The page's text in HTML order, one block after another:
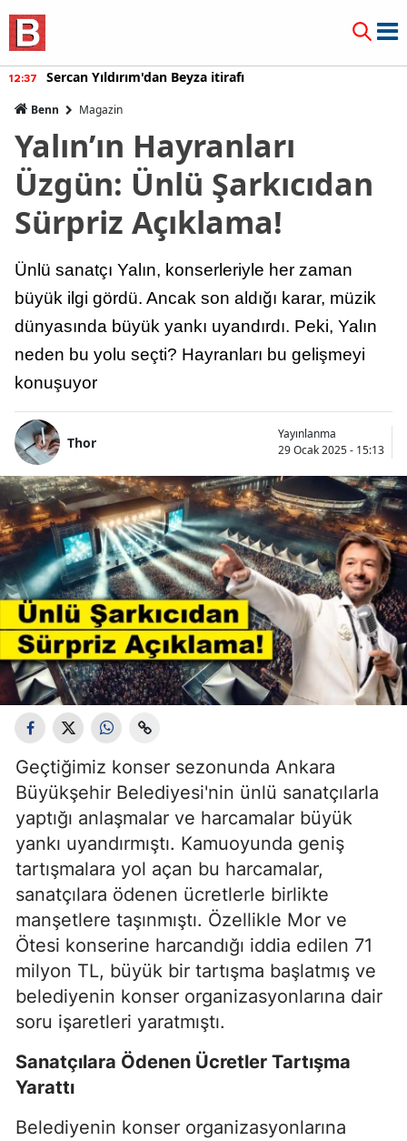
12:37 Sercan Yıldırım'dan Beyza itirafı
Benn Magazin
Yalın’ın Hayranları
Üzgün: Ünlü Şarkıcıdan
Sürpriz Açıklama!
Ünlü sanatçı Yalın, konserleriyle her zaman
büyük ilgi gördü. Ancak son aldığı karar, müzik
dünyasında büyük yankı uyandırdı. Peki, Yalın
neden bu yolu seçti? Hayranları bu gelişmeyi
konuşuyor
Thor
Yayınlanma
29 Ocak 2025 - 15:13
Geçtiğimiz konser sezonunda Ankara
Büyükşehir Belediyesi'nin ünlü sanatçılarla
yaptığı anlaşmalar ve harcamalar büyük
yankı uyandırmıştı. Kamuoyunda geniş
tartışmalara yol açan bu harcamalar,
sanatçılara ödenen ücretlerle birlikte
manşetlere taşınmıştı. Özellikle Mor ve
Ötesi konserine harcandığı iddia edilen 71
milyon TL, büyük bir tartışma başlatmış ve
belediyenin konser organizasyonlarına dair
soru işaretleri yaratmıştı.
Sanatçılara Ödenen Ücretler Tartışma
Yarattı
Belediyenin konser organizasyonlarına